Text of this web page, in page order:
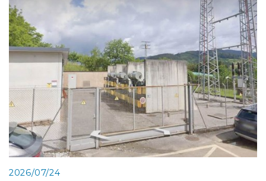
2026/07/24